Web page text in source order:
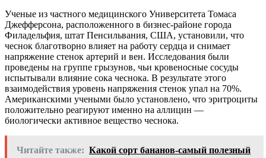
Ученые из частного медицинского Университета Томаса
Джефферсона, расположенного в бизнес-районе города
Филадельфия, штат Пенсильвания, США, установили, что
чеснок благотворно влияет на работу сердца и снимает
напряжение стенок артерий и вен. Исследования были
проведены на группе грызунов, чьи кровеносные сосуды
испытывали влияние сока чеснока. В результате этого
взаимодействия уровень напряжения стенок упал на 70%.
Американскими учеными было установлено, что эритроциты
положительно реагируют именно на аллицин —
биологически активное вещество чеснока.
Читайте также: Какой сорт бананов-самый полезный